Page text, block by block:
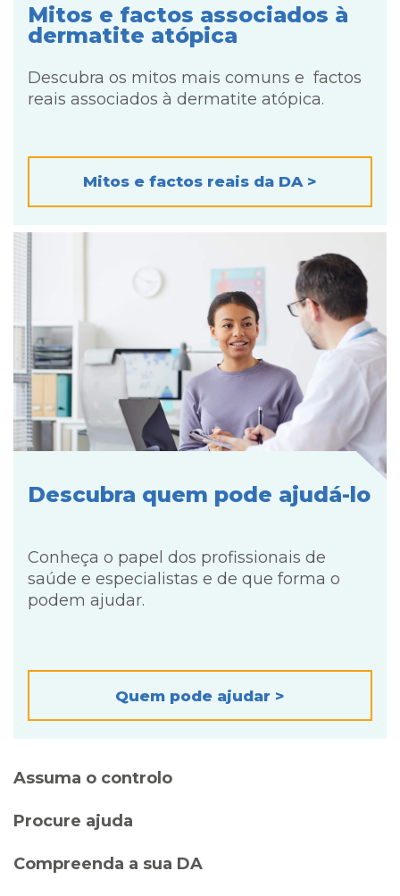
Mitos e factos associados à
dermatite atópica
Descubra os mitos mais comuns e factos
reais associados à dermatite atópica.
Mitos e factos reais da DA >
Descubra quem pode ajudá-lo
Conheça o papel dos profissionais de
saúde e especialistas e de que forma o
podem ajudar.
Quem pode ajudar >
Assuma o controlo
Procure ajuda
Compreenda a sua DA